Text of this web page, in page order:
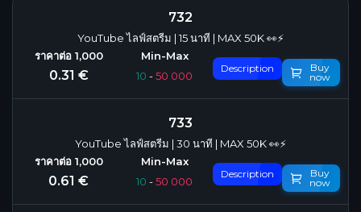
732
YouTube ไลฟ์สตรีม | 15 นาที | MAX 50K 👀⚡
0.31 € 10 -50 000
Description
Buy
now
733
YouTube ไลฟ์สตรีม | 30 นาที | MAX 50K 👀⚡
0.61 € 10 -50 000
Description
Buy
now